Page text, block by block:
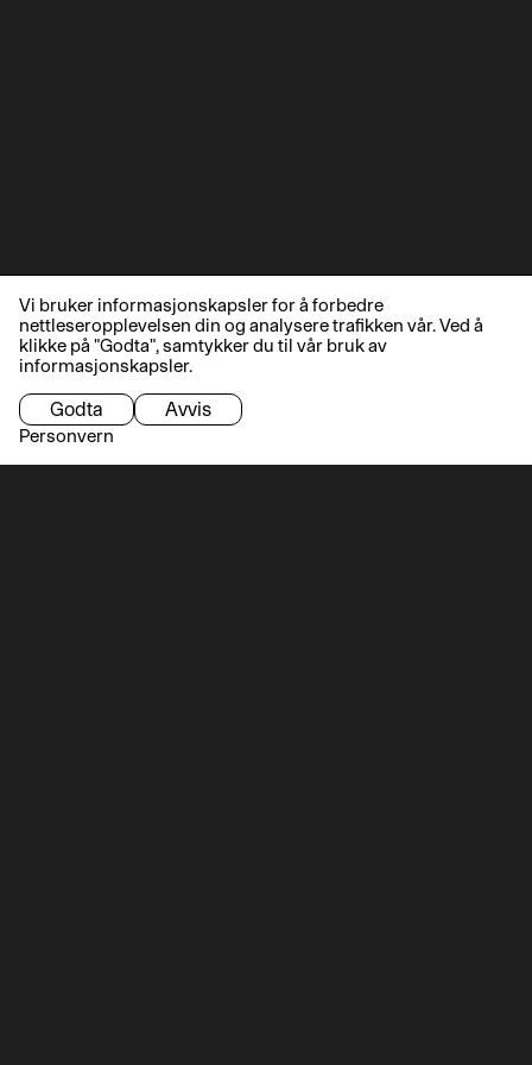
Vi bruker informasjonskapsler for å forbedre
nettleseropplevelsen din og analysere trafikken vår. Ved å
klikke på "Godta", samtykker du til vår bruk av
informasjonskapsler.
Godta Avvis
Personvern